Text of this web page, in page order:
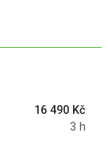
16 490 Kč
3 h